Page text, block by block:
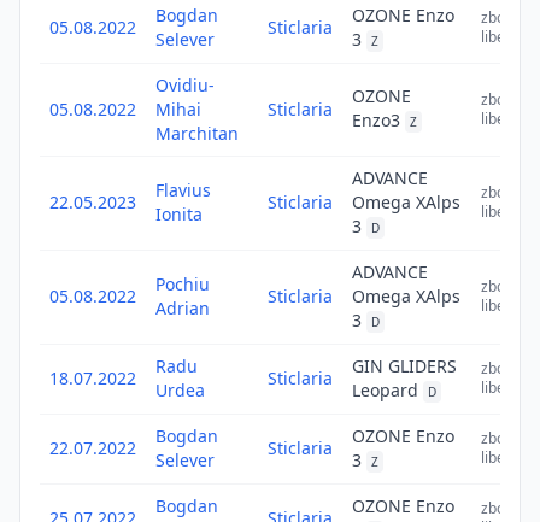
05.08.2022
Bogdan
Selever
Sticlaria
OZONE Enzo
3 Z
zbor
liber
05.08.2022
Ovidiu-
Mihai
Marchitan
Sticlaria
OZONE
Enzo3 Z
zbor
liber
22.05.2023
Flavius
Ionita
Sticlaria
ADVANCE
Omega XAlps
3
D
zbor
liber
05.08.2022
Pochiu
Adrian
Sticlaria
ADVANCE
Omega XAlps
3
D
zbor
liber
18.07.2022
Radu
Urdea
Sticlaria
GIN GLIDERS
Leopard
D
zbor
liber
22.07.2022
Bogdan
Selever
Sticlaria
OZONE Enzo
3 Z
zbor
liber
Bogdan
OZONE Enzo
zbor